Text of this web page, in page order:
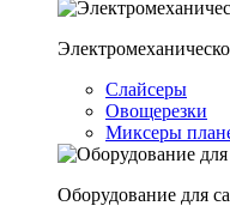
Слайсеры
Овощерезки
Миксеры
Оборудование для